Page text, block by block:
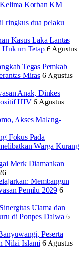
Kelima Korban KM
ringkus dua pelaku
Kasus Laka Lantas
Hukum Tetap 6 Agustus
Tegas Pemkab
Miras 6 Agustus
Anak, Dinkes
HIV 6 Agustus
Akses Malang-
Fokus Pada
Warga Kurang
Merk Diamankan
Membangun
Pemilu 2029 6
Ulama dan
di Ponpes Dalwa 6
Peserta
Nilai Islami 6 Agustus